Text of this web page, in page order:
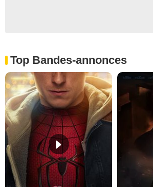
Top Bandes-annonces